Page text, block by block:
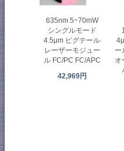
635nm 5~70mW
シングルモード
4.5μm ピグテール
レーザーモジュー
ル FC/PC FC/APC
42,969円
ー
オ